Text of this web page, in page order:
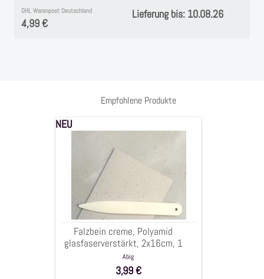
DHL Warenpost Deutschland
4,99 €
Lieferung bis: 10.08.26
Empfohlene Produkte
Falzbein
glasfaserverstärkt,
2x16cm,
Stück
NEU
Falzbein creme, Polyamid
glasfaserverstärkt, 2x16cm, 1
Stück
Abig
3,99 €